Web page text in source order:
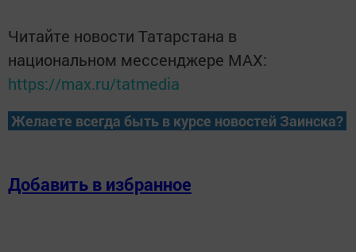
Читайте новости Татарстана в
национальном мессенджере MАХ:
https://max.ru/tatmedia
Желаете всегда быть в курсе новостей Заинска?
Добавить в избранное